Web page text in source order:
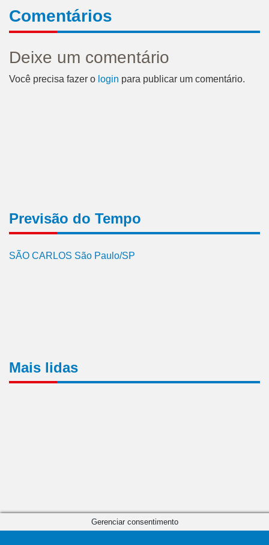
Comentários
Deixe um comentário
Você precisa fazer o login para publicar um comentário.
Previsão do Tempo
SÃO CARLOS São Paulo/SP
Mais lidas
Gerenciar consentimento